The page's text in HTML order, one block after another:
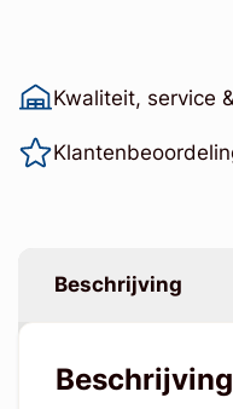
Kwaliteit, service
Beschrijving
Beschrijving